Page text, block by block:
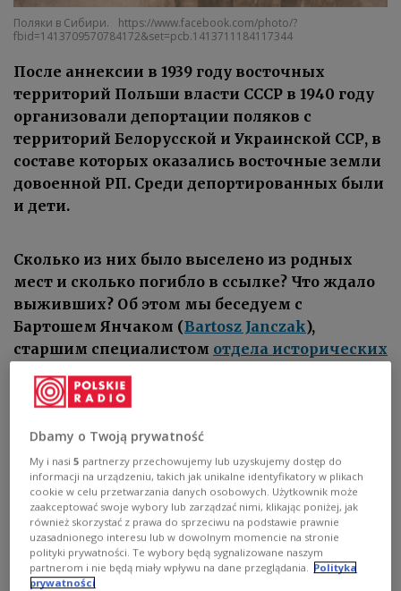
Поляки в Сибири.
https://www.facebook.com/photo/?
fbid=1413709570784172&set=pcb.1413711184117344
После аннексии в 1939 году восточных
территорий Польши власти СССР в 1940 году
организовали депортации поляков с
территорий Белорусской и Украинской ССР, в
составе которых оказались восточные земли
довоенной РП. Среди депортированных были
и дети.
Сколько из них было выселено из родных
мест и сколько погибло в ссылке? Что ждало
выживших? Об этом мы беседуем с
Бартошем Янчаком (Bartosz Janczak),
старшим специалистом отдела исторических
Института национальной памяти Польши.
Dbamy o Twoją prywatność
My i nasi5 partnerzy przechowujemy lub uzyskujemy dostęp do
informacji na urządzeniu, takich jak unikalne identyfikatory w plikach
cookie w celu przetwarzania danych osobowych. Użytkownik może
zaakceptować swoje wybory lub zarządzać nimi, klikając poniżej, jak
również skorzystać z prawa do sprzeciwu na podstawie prawnie
uzasadnionego interesu lub w dowolnym momencie na stronie
polityki prywatności. Te wybory będą sygnalizowane naszym
partnerom i nie będą miały wpływu na dane przeglądania. Polityka
prywatności